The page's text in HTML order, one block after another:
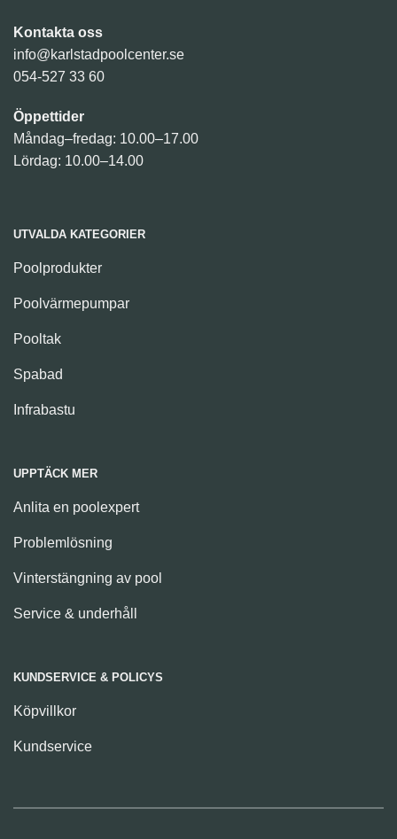
Kontakta oss
info@karlstadpoolcenter.se
054-527 33 60
Öppettider
Måndag–fredag: 10.00–17.00
Lördag: 10.00–14.00
UTVALDA KATEGORIER
Poolprodukter
Poolvärmepumpar
Pooltak
Spabad
Infrabastu
UPPTÄCK MER
Anlita en poolexpert
Problemlösning
Vinterstängning av pool
Service & underhåll
KUNDSERVICE & POLICYS
Köpvillkor
Kundservice